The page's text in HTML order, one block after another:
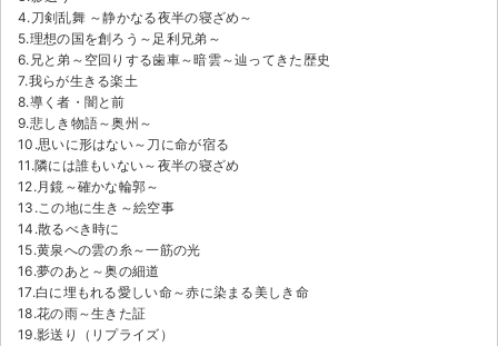
4.刀剣乱舞 ～静かなる夜半の寝ざめ～
5.理想の国を創ろう～足利兄弟～
6.兄と弟～空回りする歯車～暗雲～辿ってきた歴史
7.我らが生きる楽土
8.導く者・闇と前
9.悲しき物語～奥州～
10.思いに形はない～刀に命が宿る
11.隣には誰もいない～夜半の寝ざめ
12.月鏡～確かな輪郭～
13.この地に生き～絵空事
14.散るべき時に
15.黄泉への雲の糸～一筋の光
16.夢のあと～奥の細道
17.白に埋もれる愛しい命～赤に染まる美しき命
18.花の雨～生きた証
19.影送り（リプライズ）